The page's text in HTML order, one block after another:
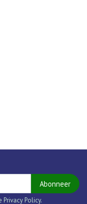
Abonneer
Policy.